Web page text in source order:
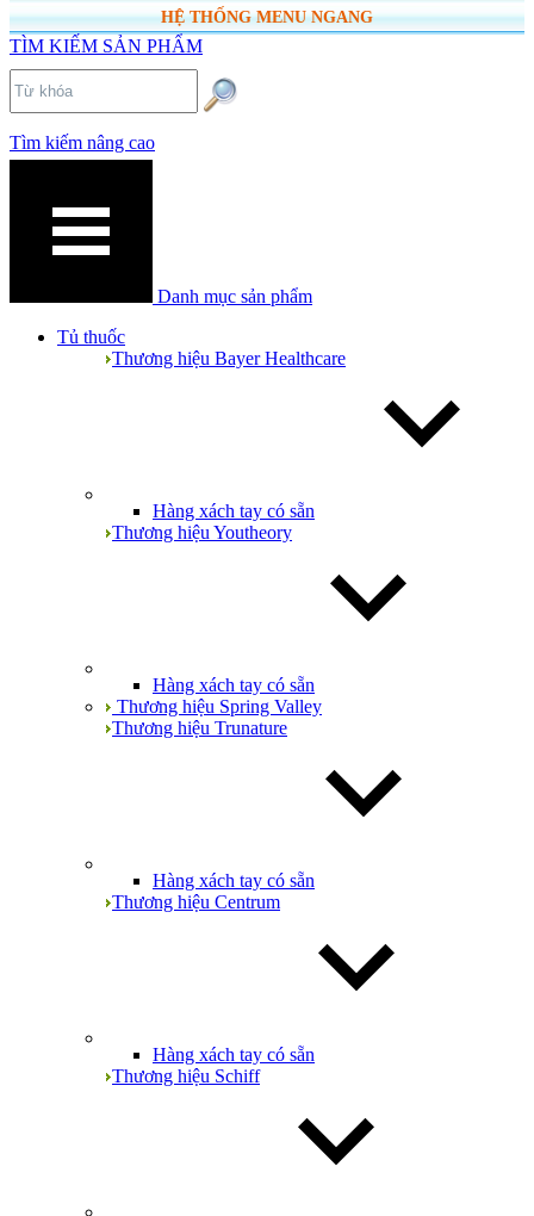
HỆ THỐNG MENU NGANG
TÌM KIẾM SẢN PHẨM
Tìm kiếm nâng cao
Danh mục sản phẩm
Tủ thuốc
Thương hiệu Bayer Healthcare
Hàng xách tay có sẵn
Thương hiệu Youtheory
Hàng xách tay có sẵn
Thương hiệu Spring Valley
Thương hiệu Trunature
Hàng xách tay có sẵn
Thương hiệu Centrum
Hàng xách tay có sẵn
Thương hiệu Schiff